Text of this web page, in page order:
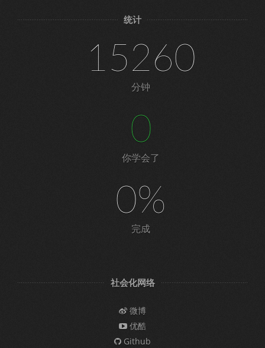
统计
15260
分钟
0
你学会了
0%
完成
社会化网络
微博
优酷
Github